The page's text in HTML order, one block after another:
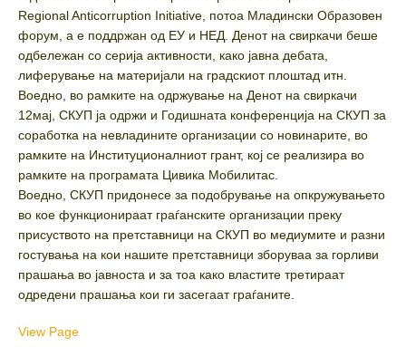
Regional Anticorruption Initiative, потоа Младински Образовен
форум, а е поддржан од ЕУ и НЕД. Денот на свиркачи беше
одбележан со серија активности, како јавна дебата,
лиферување на материјали на градскиот плоштад итн.
Воедно, во рамките на одржување на Денот на свиркачи
12мај, СКУП ја одржи и Годишната конференција на СКУП за
соработка на невладините организации со новинарите, во
рамките на Институционалниот грант, кој се реализира во
рамките на програмата Цивика Мобилитас.
Воедно, СКУП придонесе за подобрување на опкружувањето
во кое функционираат граѓанските организации преку
присуството на претставници на СКУП во медиумите и разни
гостувања на кои нашите претставници зборуваа за горливи
прашања во јавноста и за тоа како властите третираат
одредени прашања кои ги засегаат граѓаните.
View Page